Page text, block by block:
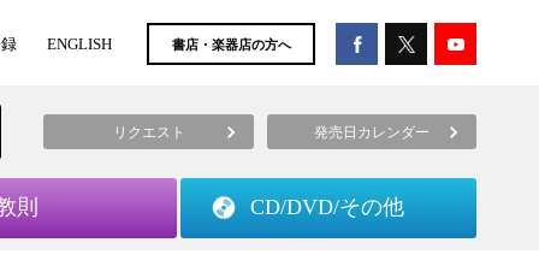
ENGLISH 書店・楽器店の方へ
リクエスト 発売日カレンダー
則 CD/DVD/その他